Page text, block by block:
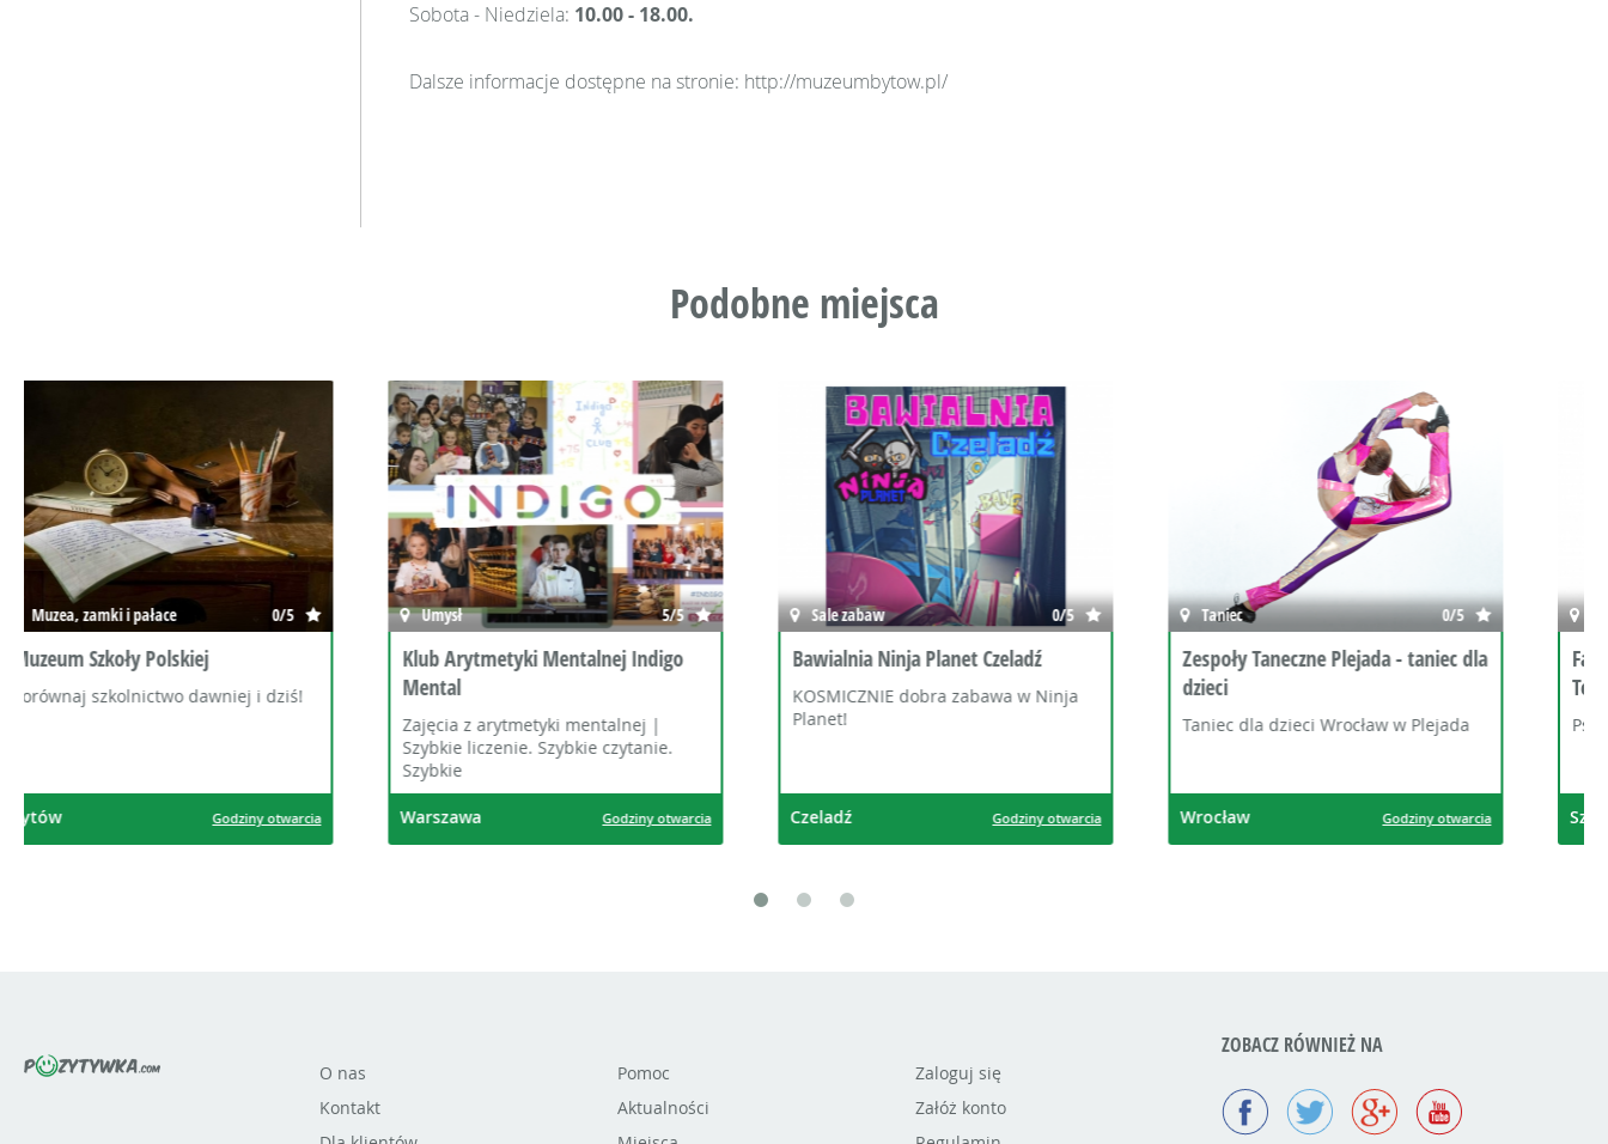
Sobota - Niedziela: 10.00 - 18.00.
Dalsze informacje dostępne na stronie: http://muzeumbytow.pl/
Podobne miejsca
Umysł
Klub Arytmetyki Mentalnej Indigo
Mental
Godziny otwarcia
Sale zabaw 0/5
Bawialnia Ninja Planet Czeladź
KOSMICZNIE dobra zabawa w Ninja
Planet!
Czeladź Godziny otwarcia
Taniec 0/5
Zespoły Taneczne Plejada - taniec dla
dzieci
Taniec dla dzieci Wrocław w Plejada
Wrocław Godziny otwarcia
Umysł 0/5
Fabryka Relacji - Strefa Rozwoju i
Psychoterapia dla dzieci i młodzieży
Szczecin Godziny otwarcia
O nas
Kontakt
Pomoc
Aktualności
Zaloguj się
Załóż konto
ZOBACZ RÓWNIEŻ NA